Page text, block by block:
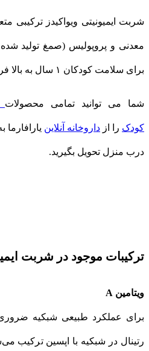
شربت ایمیونیتی ویواکیدز ترکیبی
معدنی و پروپولیس (صمغ تولید
برای سلامت کودکان ۱ سال به بالا فرموله شده است.
شما می توانید تمامی محصولات
کودک را از داروخانه آنلاین
درب منزل تحویل بگیرید.
ترکیبات موجود در شربت
ویتامین A
برای عملكرد طبیعی شبكیه
رتینال در شبكیه با اپسین تركیب